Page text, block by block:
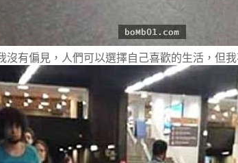
沒有偏見，人們可以選擇自己喜歡的生活，但我